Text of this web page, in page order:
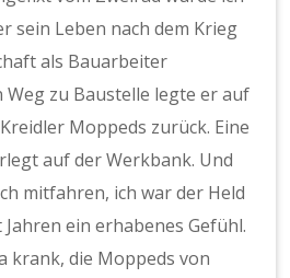
sein Leben nach dem Krieg
als Bauarbeiter
Weg zu Baustelle legte er auf
Moppeds zurück. Eine
auf der Werkbank. Und
mitfahren, ich war der Held
ein erhabenes Gefühl.
krank, die Moppeds von